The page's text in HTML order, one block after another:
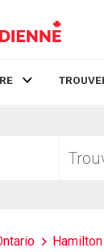
votre
Hamilton